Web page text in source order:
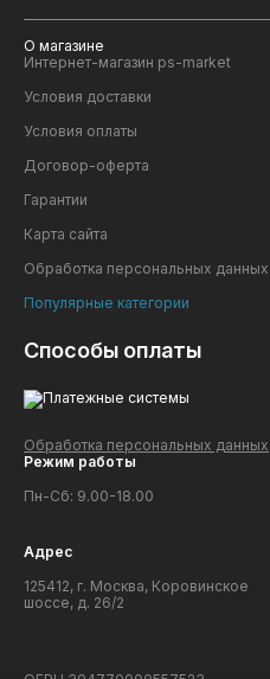
О магазине
Интернет-магазин ps-market
Условия доставки
Условия оплаты
Договор-оферта
Гарантии
Карта сайта
Обработка персональных данных
Популярные категории
Способы оплаты
Обработка персональных данных
Режим работы
Пн-Сб: 9.00-18.00
Адрес
125412, г. Москва, Коровинское
шоссе, д. 26/2